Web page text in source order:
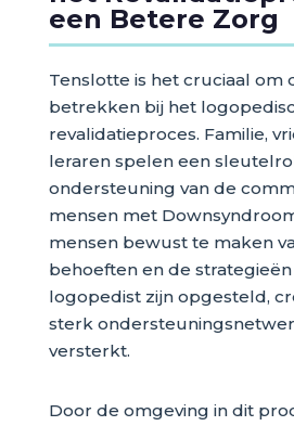
een Betere Zorg
Tenslotte is het cruciaal om
betrekken bij het
revalidatieproces. Familie,
leraren spelen een
ondersteuning van de
mensen met
mensen bewust te maken
behoeften en de
logopedist zijn opgesteld,
sterk
versterkt.
Door de omgeving in dit